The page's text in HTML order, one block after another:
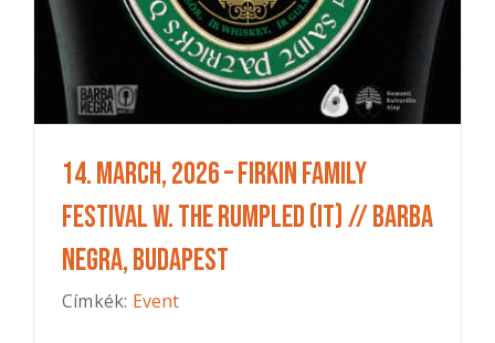
14. March, 2026 – FIRKIN FAMILY
FESTIVAL w. The Rumpled (IT) // BARBA
NEGRA, Budapest
Címkék: Event